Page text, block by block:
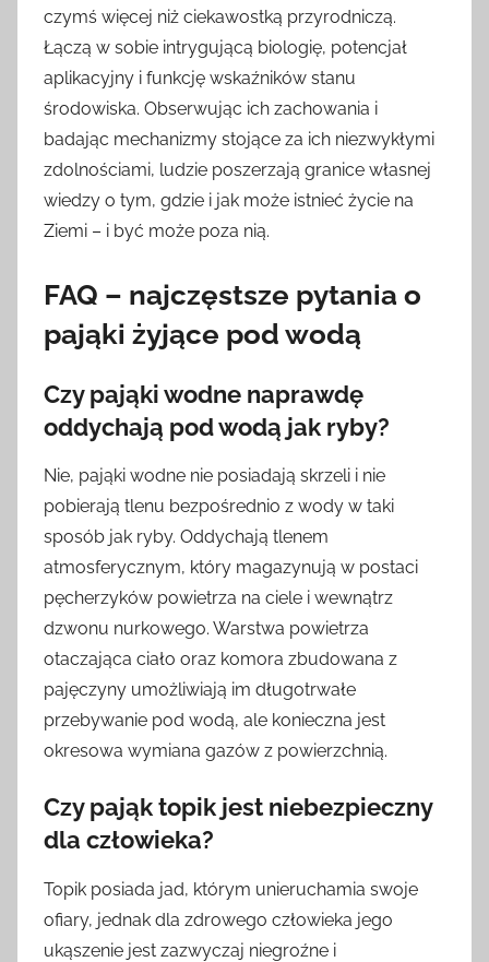
czymś więcej niż ciekawostką przyrodniczą.
Łączą w sobie intrygującą biologię, potencjał
aplikacyjny i funkcję wskaźników stanu
środowiska. Obserwując ich zachowania i
badając mechanizmy stojące za ich niezwykłymi
zdolnościami, ludzie poszerzają granice własnej
wiedzy o tym, gdzie i jak może istnieć życie na
Ziemi – i być może poza nią.
FAQ – najczęstsze pytania o
pająki żyjące pod wodą
Czy pająki wodne naprawdę
oddychają pod wodą jak ryby?
Nie, pająki wodne nie posiadają skrzeli i nie
pobierają tlenu bezpośrednio z wody w taki
sposób jak ryby. Oddychają tlenem
atmosferycznym, który magazynują w postaci
pęcherzyków powietrza na ciele i wewnątrz
dzwonu nurkowego. Warstwa powietrza
otaczająca ciało oraz komora zbudowana z
pajęczyny umożliwiają im długotrwałe
przebywanie pod wodą, ale konieczna jest
okresowa wymiana gazów z powierzchnią.
Czy pająk topik jest niebezpieczny
dla człowieka?
Topik posiada jad, którym unieruchamia swoje
ofiary, jednak dla zdrowego człowieka jego
ukąszenie jest zazwyczaj niegroźne i